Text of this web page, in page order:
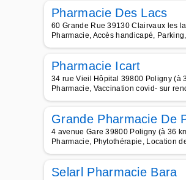
Pharmacie Des Lacs
60 Grande Rue 39130 Clairvaux les
Pharmacie, Accès handicapé,
Pharmacie Icart
34 rue Vieil Hôpital 39800 Poligny (à
Pharmacie, Vaccination covid- sur
Grande Pharmacie De
4 avenue Gare 39800 Poligny (à 36
Pharmacie, Phytothérapie, Location
Selarl Pharmacie Bara